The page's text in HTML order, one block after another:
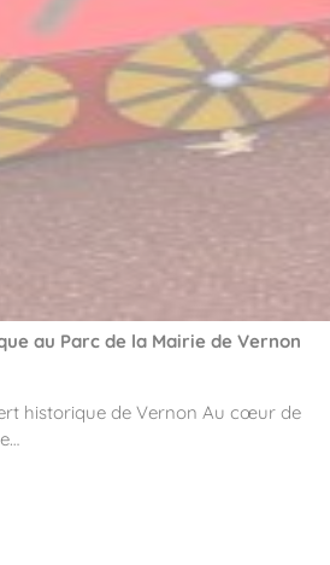
au Parc de la Mairie de Vernon
historique de Vernon Au cœur de